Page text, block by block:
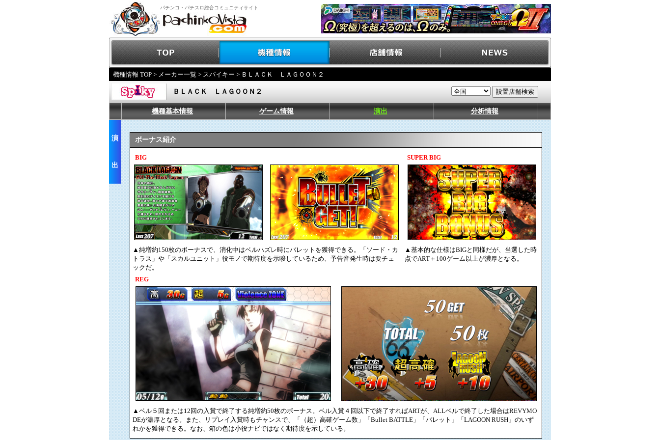
パチンコ・パチスロ総合コミュニティサイト
機種情報 TOP > メーカー一覧 > スパイキー > ＢＬＡＣＫ ＬＡＧＯＯＮ２
ＢＬＡＣＫ ＬＡＧＯＯＮ２
機種基本情報 ゲーム情報 演出 分析情報
演
出
ボーナス紹介
BIG SUPER BIG
▲純増約150枚のボーナスで、消化中はベルハズレ時にバレットを獲得できる。「ソード・カ
トラス」や「スカルユニット」役モノで期待度を示唆しているため、予告音発生時は要チェ
ックだ。
▲基本的な仕様はBIGと同様だが、当選した時
点でART＋100ゲーム以上が濃厚となる。
REG
▲ベル５回または12回の入賞で終了する純増約50枚のボーナス。ベル入賞４回以下で終了すればARTが、ALLベルで終了した場合はREVYMO
DEが濃厚となる。また、リプレイ入賞時もチャンスで、「（超）高確ゲーム数」「Bullet BATTLE」「バレット」「LAGOON RUSH」のいず
れかを獲得できる。なお、箱の色は小役ナビではなく期待度を示している。